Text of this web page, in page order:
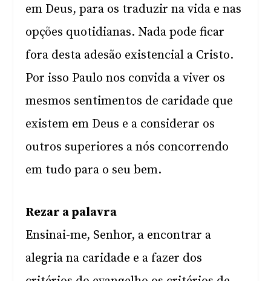
em Deus, para os traduzir na vida e nas
opções quotidianas. Nada pode ficar
fora desta adesão existencial a Cristo.
Por isso Paulo nos convida a viver os
mesmos sentimentos de caridade que
existem em Deus e a considerar os
outros superiores a nós concorrendo
em tudo para o seu bem.
Rezar a palavra
Ensinai-me, Senhor, a encontrar a
alegria na caridade e a fazer dos